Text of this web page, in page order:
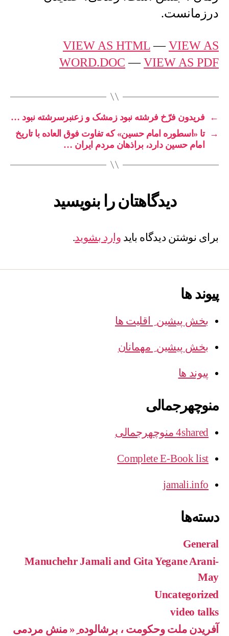
درزمانست.
VIEW AS HTML—VIEW AS
WORD.DOC —VIEW AS PDF
←
فریدون فرّخ فرشته نبود زمشک و زعنبرسرشته نبود …
→
تا «اسطوره امام حسین» که تفاوت فوق العاده با تاریخ
امام حسین دارد، براذهان مردم ایران …
دیدگاهتان را بنویسید
برای نوشتن دیدگاه باید وارد بشوید.
پیوند ها
بخش پیشین ِ اقلیت ها
بخش پیشین ِ مهمانان
پیوند ها
منوچهرجمالی
4shared منوچهرجمالی
Complete E-Book list
jamali.info
دسته‌ها
General
Manuchehr Jamali and Gita Yegane Arani-
May
Uncategorized
video talks
آفریدن ملت وحکومت ، برشالوده ِ« منش مردمی